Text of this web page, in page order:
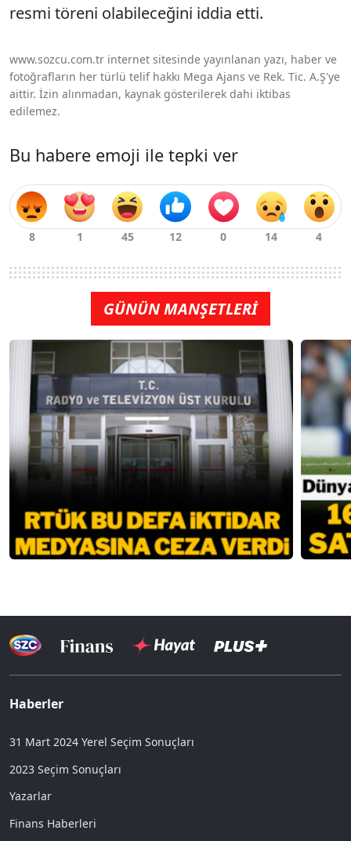
resmi töreni olabileceğini iddia etti.
www.sozcu.com.tr internet sitesinde yayınlanan yazı, haber ve
fotoğrafların her türlü telif hakkı Mega Ajans ve Rek. Tic. A.Ş'ye
aittir. İzin alınmadan, kaynak gösterilerek dahi iktibas
edilemez.
Bu habere emoji ile tepki ver
GÜNÜN MANŞETLERİ
Haberler
31 Mart 2024 Yerel Seçim Sonuçları
2023 Seçim Sonuçları
Yazarlar
Finans Haberleri